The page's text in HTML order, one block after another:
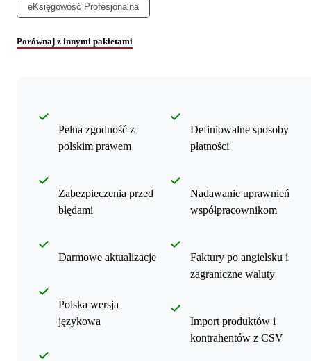
eKsięgowość Profesjonalna
Porównaj z innymi pakietami
Pełna zgodność z
polskim prawem
Zabezpieczenia przed
błędami
Darmowe aktualizacje
Polska wersja
językowa
Definiowalne sposoby
płatności
Nadawanie uprawnień
współpracownikom
Faktury po angielsku i
zagraniczne waluty
Import produktów i
kontrahentów z CSV